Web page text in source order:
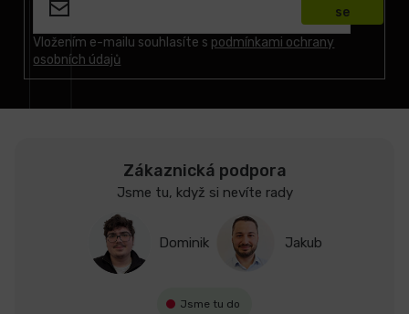
Vložením e-mailu souhlasíte s podmínkami ochrany
osobních údajů
se
Zákaznická podpora
Jsme tu, když si nevíte rady
Dominik Jakub
Jsme tu do